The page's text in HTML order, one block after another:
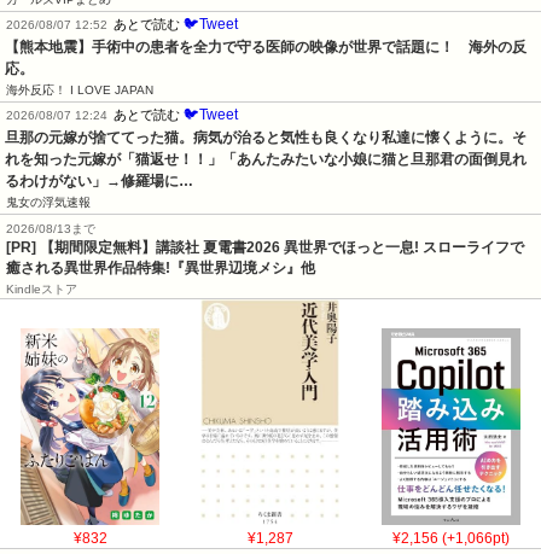
2026/08/07 12:52
あとで読む 🐦Tweet
【熊本地震】手術中の患者を全力で守る医師の映像が世界で話題に！　海外の反
応。
海外反応！ I LOVE JAPAN
2026/08/07 12:24 あとで読む 🐦Tweet
旦那の元嫁が捨ててった猫。病気が治ると気性も良くなり私達に懐くように。そ
れを知った元嫁が「猫返せ！！」「あんたみたいな小娘に猫と旦那君の面倒見れ
るわけがない」→修羅場に…
鬼女の浮気速報
2026/08/13まで
[PR] 【期間限定無料】講談社 夏電書2026 異世界でほっと一息! スローライフで
癒される異世界作品特集!『異世界辺境メシ』他
Kindleストア
¥832 ¥1,287 ¥2,156 (+1,066pt)